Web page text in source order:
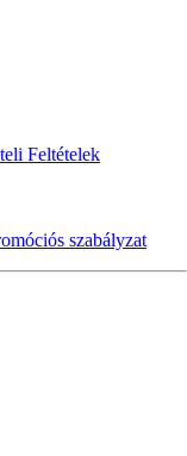
Feltételek
szabályzat